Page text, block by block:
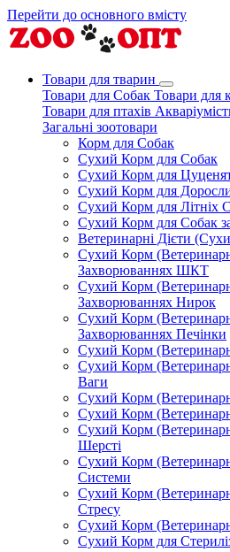
Перейти до основного вмісту
Товари для тварин
Товари для Собак Товари для
Товари для птахів
Загальні зоотовари
Корм для Собак
Сухий Корм для Собак
Сухий Корм для
Сухий Корм для
Сухий Корм для Літніх
Сухий Корм для Собак
Ветеринарні Дієти
Сухий Корм
Захворюваннях ШКТ
Сухий Корм
Захворюваннях Нирок
Сухий Корм
Захворюваннях Печінки
Сухий Корм
Сухий Корм
Ваги
Сухий Корм
Сухий Корм
Сухий Корм
Шерсті
Сухий Корм
Системи
Сухий Корм
Стресу
Сухий Корм
Сухий Корм для